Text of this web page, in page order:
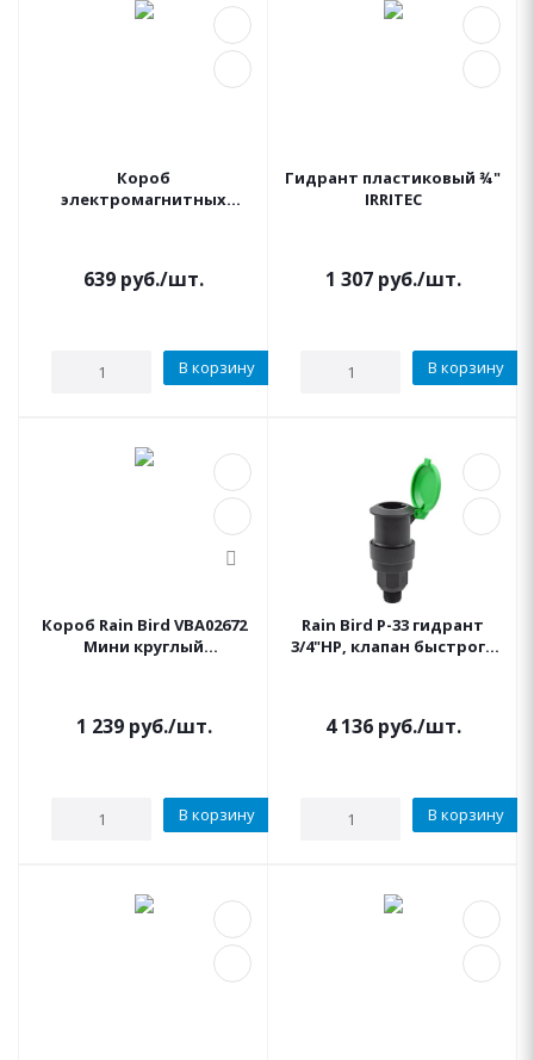
Короб
электромагнитных
639 руб./шт.
В корзину
Гидрант пластиковый ¾"
IRRITEC
1 307руб./шт.
В корзину
Короб Rain Bird VBA02672
Мини круглый
1 239руб./шт.
В корзину
Rain Bird P-33 гидрант
3/4"НР, клапан быстрого
4 136руб./шт.
В корзину